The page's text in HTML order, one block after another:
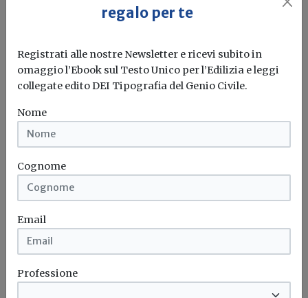
In aumento le compravendite di
energeticamente
Redazione Build News
I dati Fiaip - ENEA - I-Com: per tutte le tipologie
edilizie...
Compravendite immobiliari
regalo per te
Registrati alle nostre Newsletter e ricevi subito in
omaggio l’Ebook sul Testo Unico per l’Edilizia e leggi
collegate edito DEI Tipografia del Genio Civile.
Nome
Cognome
Email
Professione